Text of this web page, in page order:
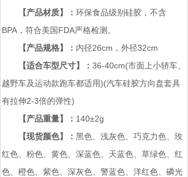
【产品材质】： 环保食品级别硅胶，不含
BPA，符合美国FDA严格检测。
【产品规格】： 内径26cm，外径32cm
【适合车型尺寸】： 36-40cm(市面上小轿车、
越野车及运动款跑车都适用)(汽车硅胶方向盘套具
有拉伸2-3倍的弹性)
【产品重量】： 140±2g
【现货颜色】： 黑色、浅灰色、巧克力色、玫
红色、粉色、黄色、深蓝色、天蓝色、草绿色、红
色、橙色、紫色、深灰色、警蓝色、洋红色、磷光